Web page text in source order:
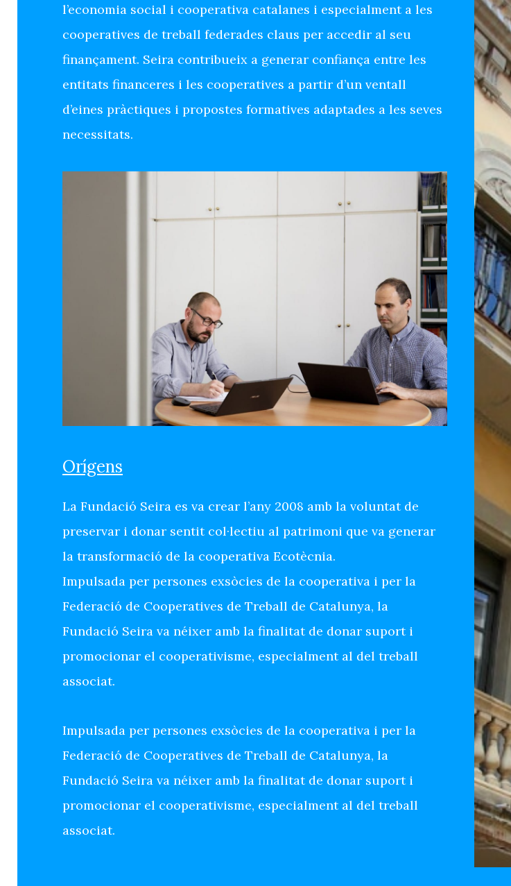
l’economia social i cooperativa catalanes i especialment a les
cooperatives de treball federades claus per accedir al seu
finançament. Seira contribueix a generar confiança entre les
entitats financeres i les cooperatives a partir d’un ventall
d’eines pràctiques i propostes formatives adaptades a les seves
necessitats.
Orígens
La Fundació Seira es va crear l’any 2008 amb la voluntat de
preservar i donar sentit col·lectiu al patrimoni que va generar
la transformació de la cooperativa Ecotècnia.
Impulsada per persones exsòcies de la cooperativa i per la
Federació de Cooperatives de Treball de Catalunya, la
Fundació Seira va néixer amb la finalitat de donar suport i
promocionar el cooperativisme, especialment al del treball
associat.
Impulsada per persones exsòcies de la cooperativa i per la
Federació de Cooperatives de Treball de Catalunya, la
Fundació Seira va néixer amb la finalitat de donar suport i
promocionar el cooperativisme, especialment al del treball
associat.